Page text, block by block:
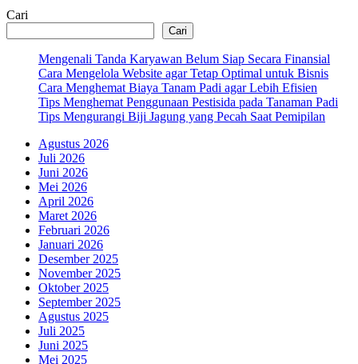
Cari
Cari
Mengenali Tanda Karyawan Belum Siap Secara Finansial
Cara Mengelola Website agar Tetap Optimal untuk Bisnis
Cara Menghemat Biaya Tanam Padi agar Lebih Efisien
Tips Menghemat Penggunaan Pestisida pada Tanaman Padi
Tips Mengurangi Biji Jagung yang Pecah Saat Pemipilan
Agustus 2026
Juli 2026
Juni 2026
Mei 2026
April 2026
Maret 2026
Februari 2026
Januari 2026
Desember 2025
November 2025
Oktober 2025
September 2025
Agustus 2025
Juli 2025
Juni 2025
Mei 2025